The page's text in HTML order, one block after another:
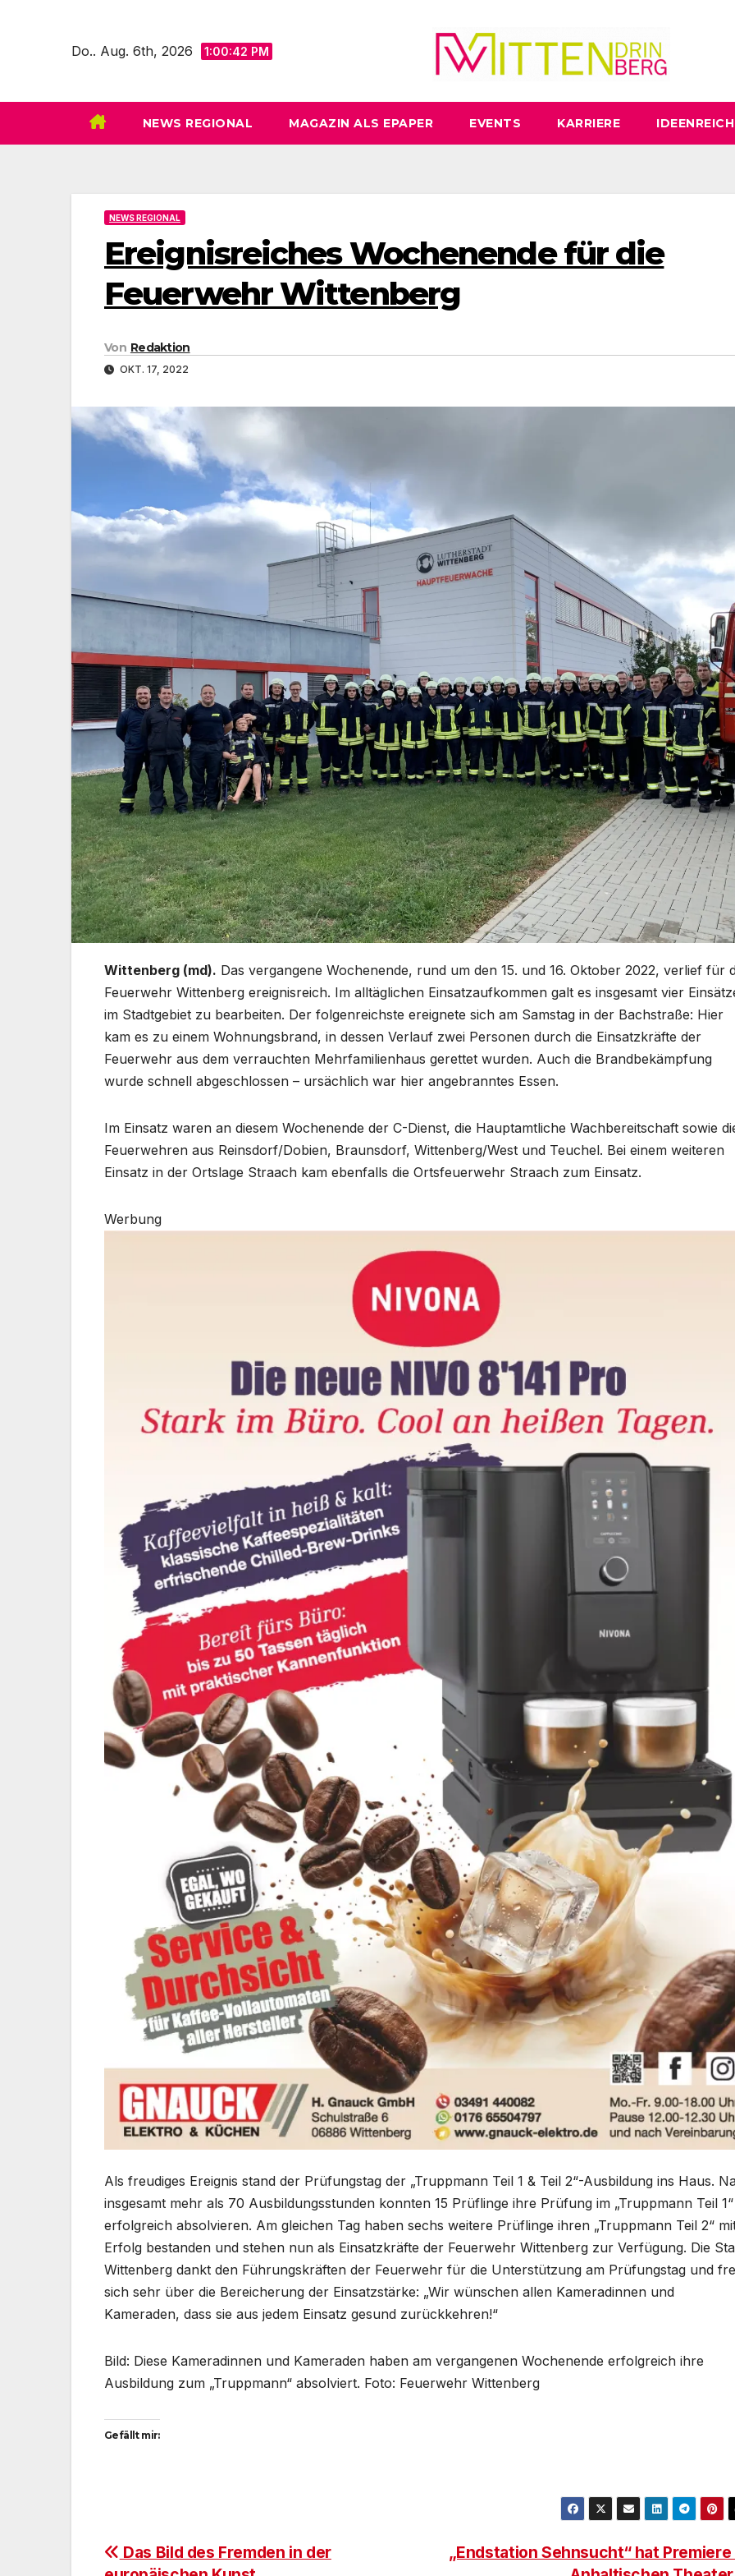
Do.. Aug. 6th, 2026 1:00:44 PM
NEWS REGIONAL MAGAZIN ALS EPAPER EVENTS KARRIERE IDEENREICH
NEWS REGIONAL
Ereignisreiches Wochenende für die
Feuerwehr Wittenberg
Von Redaktion
OKT. 17, 2022
Wittenberg (md). Das vergangene Wochenende, rund um den 15. und 16. Oktober 2022, verlief für
Feuerwehr Wittenberg ereignisreich. Im alltäglichen Einsatzaufkommen galt es insgesamt vier
im Stadtgebiet zu bearbeiten. Der folgenreichste ereignete sich am Samstag in der Bachstraße: Hier
kam es zu einem Wohnungsbrand, in dessen Verlauf zwei Personen durch die Einsatzkräfte der
Feuerwehr aus dem verrauchten Mehrfamilienhaus gerettet wurden. Auch die Brandbekämpfung
wurde schnell abgeschlossen – ursächlich war hier angebranntes Essen.
Im Einsatz waren an diesem Wochenende der C-Dienst, die Hauptamtliche Wachbereitschaft sowie
Feuerwehren aus Reinsdorf/Dobien, Braunsdorf, Wittenberg/West und Teuchel. Bei einem weiteren
Einsatz in der Ortslage Straach kam ebenfalls die Ortsfeuerwehr Straach zum Einsatz.
Werbung
Als freudiges Ereignis stand der Prüfungstag der „Truppmann Teil 1 & Teil 2“-Ausbildung ins Haus.
insgesamt mehr als 70 Ausbildungsstunden konnten 15 Prüflinge ihre Prüfung im „Truppmann Teil 1“
erfolgreich absolvieren. Am gleichen Tag haben sechs weitere Prüflinge ihren „Truppmann Teil 2“
Erfolg bestanden und stehen nun als Einsatzkräfte der Feuerwehr Wittenberg zur Verfügung. Die
Wittenberg dankt den Führungskräften der Feuerwehr für die Unterstützung am Prüfungstag und
sich sehr über die Bereicherung der Einsatzstärke: „Wir wünschen allen Kameradinnen und
Kameraden, dass sie aus jedem Einsatz gesund zurückkehren!“
Bild: Diese Kameradinnen und Kameraden haben am vergangenen Wochenende erfolgreich ihre
Ausbildung zum „Truppmann“ absolviert. Foto: Feuerwehr Wittenberg
Gefällt mir:
Beitragsnavigation
„Endstation Sehnsucht“ hat Premiere
Das Bild des Fremden in der